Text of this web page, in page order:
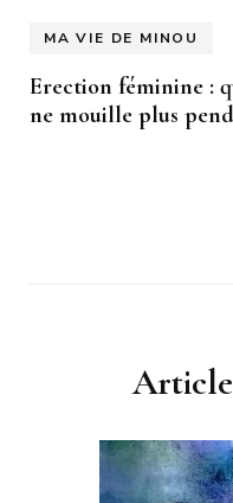
MA VIE DE MINOU
Erection féminine :
ne mouille plus